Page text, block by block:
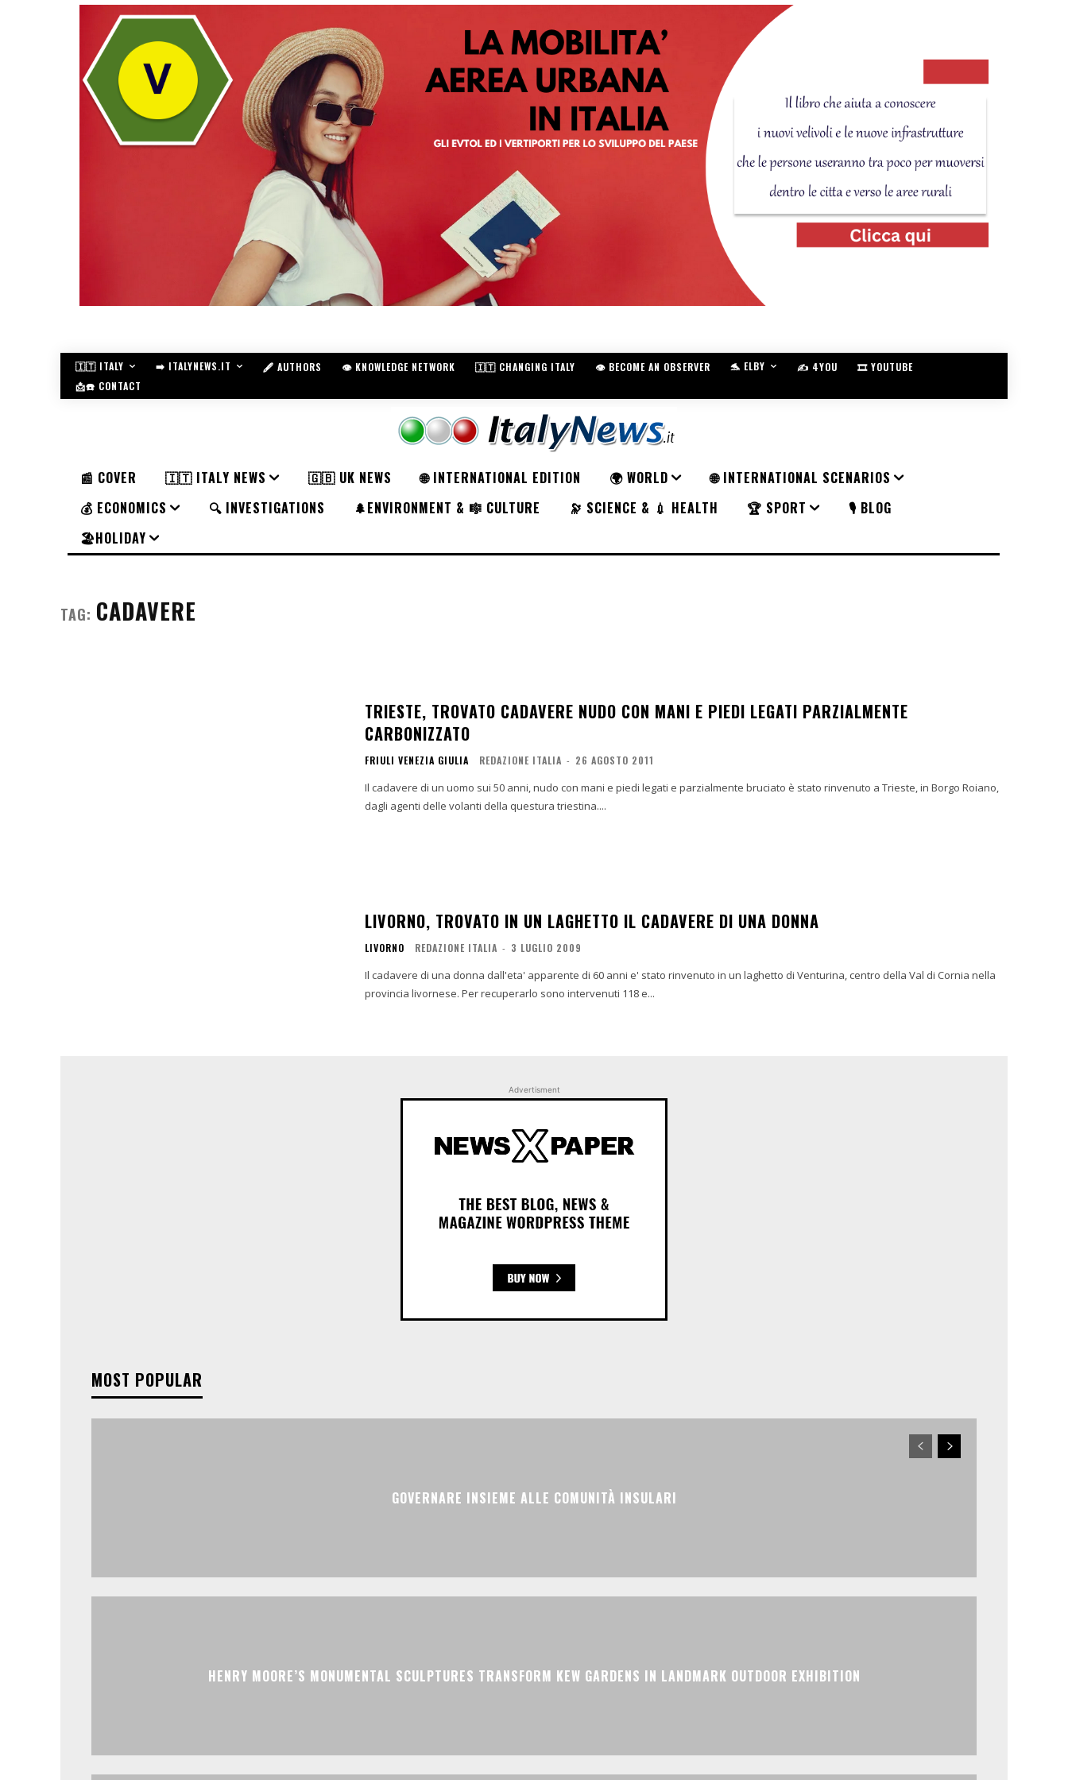
🇮🇹 ITALY ➡️ ITALYNEWS.IT 🖋️ AUTHORS 👁️ KNOWLEDGE NETWORK 🇮🇹 CHANGING ITALY 👁️ BECOME AN OBSERVER 🐬 ELBY ✍️ 4YOU
🎞️ YOUTUBE
📩☎️ CONTACT
📰 COVER 🇮🇹 ITALY NEWS 🇬🇧 UK NEWS 🌐 INTERNATIONAL EDITION 🌍 WORLD
🌐 INTERNATIONAL SCENARIOS
💰 ECONOMICS
🔍 INVESTIGATIONS 🌲ENVIRONMENT & 🎼 CULTURE 🔭 SCIENCE & 💉 HEALTH 🏆 SPORT
🎙️ BLOG
🏖️HOLIDAY
TAG: CADAVERE
TRIESTE, TROVATO CADAVERE NUDO CON MANI E PIEDI LEGATI PARZIALMENTE
CARBONIZZATO
FRIULI VENEZIA GIULIA REDAZIONE ITALIA - 26 AGOSTO 2011
Il cadavere di un uomo sui 50 anni, nudo con mani e piedi legati e parzialmente bruciato è stato rinvenuto a Trieste, in Borgo Roiano,
dagli agenti delle volanti della questura triestina....
LIVORNO, TROVATO IN UN LAGHETTO IL CADAVERE DI UNA DONNA
LIVORNO REDAZIONE ITALIA - 3 LUGLIO 2009
Il cadavere di una donna dall'eta' apparente di 60 anni e' stato rinvenuto in un laghetto di Venturina, centro della Val di Cornia nella
provincia livornese. Per recuperarlo sono intervenuti 118 e...
Advertisment
MOST POPULAR
GOVERNARE INSIEME ALLE COMUNITÀ INSULARI
HENRY MOORE’S MONUMENTAL SCULPTURES TRANSFORM KEW GARDENS IN LANDMARK OUTDOOR EXHIBITION